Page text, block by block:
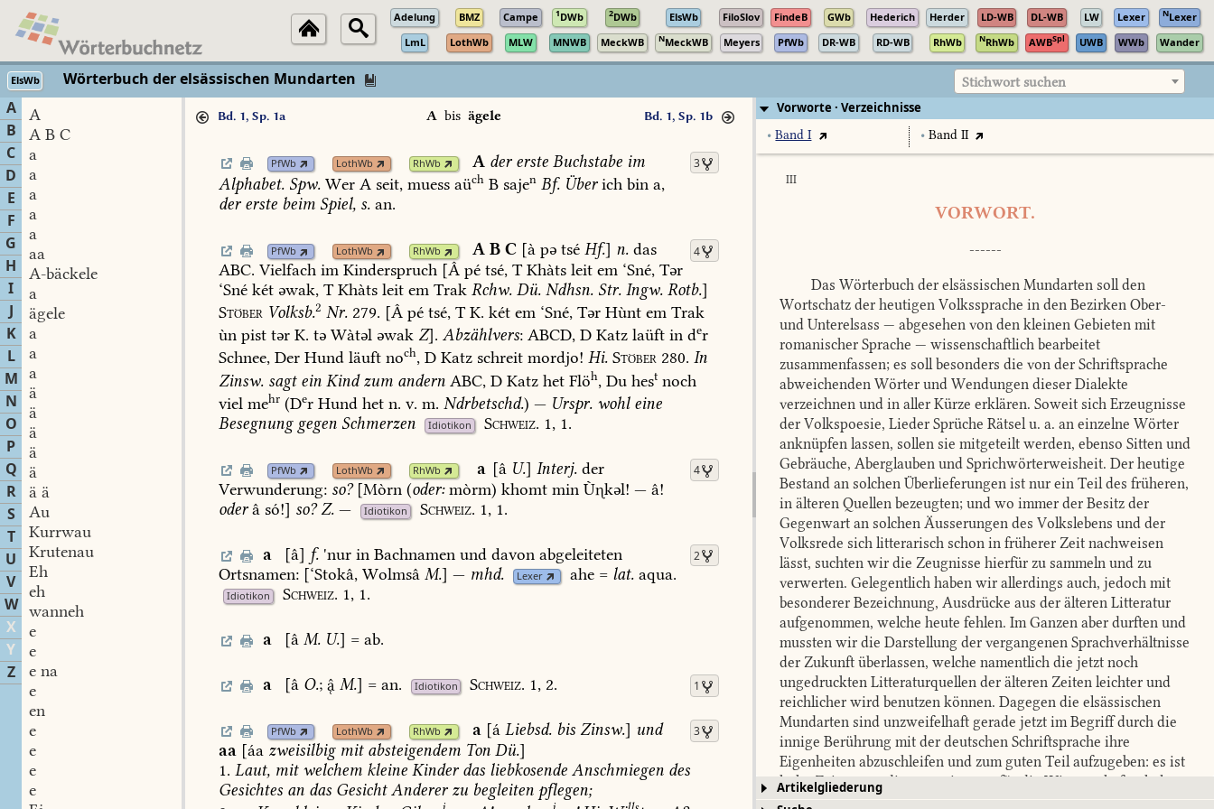
Adelung BMZ Campe 1DWb 2DWb ElsWb FiloSlov FindeB GWb Hederich Herder LD-WB DL-WB LW Lexer NLexer
LmL
LothWb MLW MNWB MeckWB NMeckWB Meyers PfWb DR-WB RD-WB RhWb NRhWb AWBSpl UWB WWb Wander
ElsWb Wörterbuch der elsässischen Mundarten Stichwort suchen
A
B
C
D
E
F
G
H
I
J
K
L
M
N
O
P
Q
R
S
T
U
V
W
X
Y
Z
A
A B C
a
a
a
a
a
aa
A-bäckele
a
ägele
a
a
a
ä
ä
ä
ä
ä
ä ä
Au
Kurrwau
Krutenau
Eh
eh
wanneh
e
e
e na
e
en
e
e
e
e
Bd. 1, Sp. 1a Abis ägele Bd. 1, Sp. 1b
3
PfWb LothWb RhWb A dererste Buchstabe im
Alphabet. Spw. Wer A seit, muess aüch B sajen Bf. Überich bin a,
dererste beim Spiel, s. an.
4
PfWb LothWb RhWb A B C [à pə tsé Hf.] n. das
ABC. Vielfach im Kinderspruch [Â pé tsé, TKhàts leit em ‘Sné, Tər
‘Sné két əwak, TKhàts leit em Trak Rchw. Dü. Ndhsn. Str. Ingw. Rotb.]
Stöber Volksb.2 Nr. 279. [Â pé tsé, TK. két em ‘Sné, Tər Hùnt em Trak
ùn pist tər K. tə Wàtəl əwak Z]. Abzählvers: ABCD, D Katz laüft in der
Schnee, Der Hund läuft noch, D Katz schreit mordjo! Hi. Stöber 280. In
Zinsw. sagtein Kindzum andern ABC, D Katz het Flöh, Du hest noch
viel mehr (Der Hund het n. v. m. Ndrbetschd.) — Urspr. wohleine
Besegnunggegen Schmerzen Idiotikon Schweiz. 1,1.
4
PfWb LothWb RhWb a [â U.] Interj. der
Verwunderung: so?[Mòrn (oder:mòrm) khomt min Ùkəl! — â!
oderâ só!] so? Z. — Idiotikon Schweiz. 1,1.
2
a [â] f. 'nurinBachnamenunddavonabgeleiteten
Ortsnamen: [‘Stokâ, Wolmsâ M.] — mhd. Lexer ahe = lat. aqua.
Idiotikon Schweiz. 1,1.
a [â M.U.] =ab.
1
a [â O.; M.] =an. Idiotikon Schweiz. 1, 2.
3
PfWb LothWb RhWb a [á Liebsd. bis Zinsw.] und
aa [áa zweisilbigmitabsteigendem Ton Dü.]
1. Laut, mitwelchem kleine Kinderdas liebkosende Anschmiegen des
Gesichtes an das GesichtAndererzu begleiten pflegen;
Vorworte · Verzeichnisse
• Band I • Band II
III
VORWORT.
------
Das Wörterbuch der elsässischen Mundarten soll den
Wortschatz der heutigen Volkssprache in den Bezirken Ober-
und Unterelsass — abgesehen von den kleinen Gebieten mit
romanischer Sprache — wissenschaftlich bearbeitet
zusammenfassen; es soll besonders die von der Schriftsprache
abweichenden Wörter und Wendungen dieser Dialekte
verzeichnen und in aller Kürze erklären. Soweit sich Erzeugnisse
der Volkspoesie, Lieder Sprüche Rätsel u. a. an einzelne Wörter
anknüpfen lassen, sollen sie mitgeteilt werden, ebenso Sitten und
Gebräuche, Aberglauben und Sprichwörterweisheit. Der heutige
Bestand an solchen Überlieferungen ist nur ein Teil des früheren,
in älteren Quellen bezeugten; und wo immer der Besitz der
Gegenwart an solchen Äusserungen des Volkslebens und der
Volksrede sich litterarisch schon in früherer Zeit nachweisen
lässt, suchten wir die Zeugnisse hierfür zu sammeln und zu
verwerten. Gelegentlich haben wir allerdings auch, jedoch mit
besonderer Bezeichnung, Ausdrücke aus der älteren Litteratur
aufgenommen, welche heute fehlen. Im Ganzen aber durften und
mussten wir die Darstellung der vergangenen Sprachverhältnisse
der Zukunft überlassen, welche namentlich die jetzt noch
ungedruckten Litteraturquellen der älteren Zeiten leichter und
reichlicher wird benutzen können. Dagegen die elsässischen
Mundarten sind unzweifelhaft gerade jetzt im Begriff durch die
innige Berührung mit der deutschen Schriftsprache ihre
Eigenheiten abzuschleifen und zum guten Teil aufzugeben: es ist
hohe Zeit, wenn diese wenigstens für die Wissenschaft erhalten
werden sollen.
Artikelgliederung